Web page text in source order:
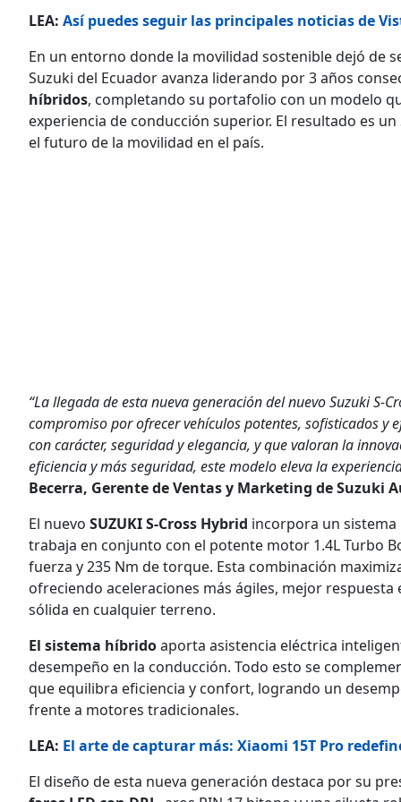
LEA: Así puedes seguir las principales noticias de
En un entorno donde la movilidad sostenible dejó de
Suzuki del Ecuador avanza liderando por 3 años
híbridos, completando su portafolio con un modelo
experiencia de conducción superior. El resultado es
el futuro de la movilidad en el país.
“La llegada de esta nueva generación del nuevo Suzuki S-
compromiso por ofrecer vehículos potentes, sofisticados y
con carácter, seguridad y elegancia, y que valoran la
eficiencia y más seguridad, este modelo eleva la
Becerra, Gerente de Ventas y Marketing de Suzuki
El nuevo SUZUKI S-Cross Hybrid incorpora un
trabaja en conjunto con el potente motor 1.4L Turbo
fuerza y 235 Nm de torque. Esta combinación
ofreciendo aceleraciones más ágiles, mejor
sólida en cualquier terreno.
El sistema híbridoaporta asistencia eléctrica
desempeño en la conducción. Todo esto se
que equilibra eficiencia y confort, logrando un
frente a motores tradicionales.
LEA: El arte de capturar más: Xiaomi 15T Pro
El diseño de esta nueva generación destaca por su